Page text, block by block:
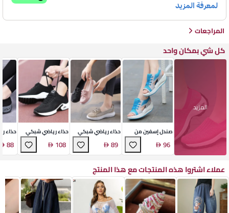
المراجعات
كل شي بمكان واحد
المزيد
صندل إسفين من
النسيج
96
حذاء رياضي شبكي
سهل الارتداء
89
حذاء رياضي شبكي
بأربطة
108
حذاء
88
عملاء اشتروا هذه المنتجات مع هذا المنتج